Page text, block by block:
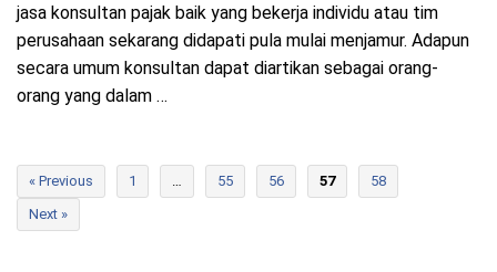
jasa konsultan pajak baik yang bekerja individu atau tim
perusahaan sekarang didapati pula mulai menjamur. Adapun
secara umum konsultan dapat diartikan sebagai orang-
orang yang dalam …
« Previous 1 55 56 57
58
Next »